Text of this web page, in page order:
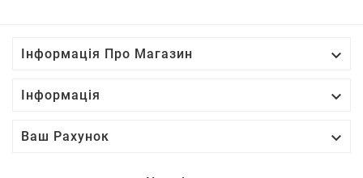
Інформація Про Магазин 
Інформація 
Ваш Рахунок 